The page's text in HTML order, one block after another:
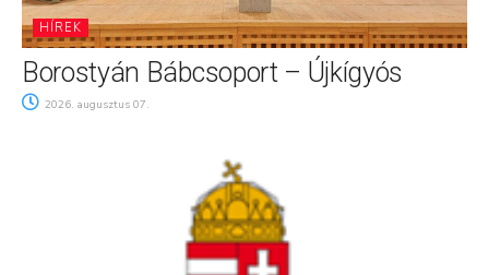
HÍREK
Borostyán Bábcsoport – Újkígyós
2026. augusztus 07.